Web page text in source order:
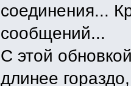
соединения...
сообщений...
С этой
длинее